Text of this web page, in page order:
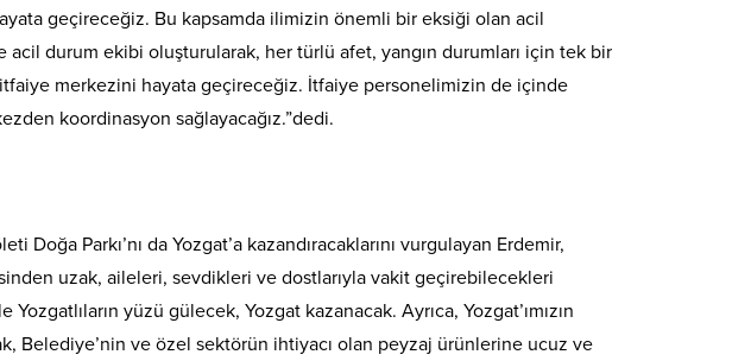
geçireceğiz. Bu kapsamda ilimizin önemli bir eksiği olan acil
durum ekibi oluşturularak, her türlü afet, yangın durumları için tek bir
merkezini hayata geçireceğiz. İtfaiye personelimizin de içinde
koordinasyon sağlayacağız.”dedi.
Parkı’nı da Yozgat’a kazandıracaklarını vurgulayan Erdemir,
uzak, aileleri, sevdikleri ve dostlarıyla vakit geçirebilecekleri
yüzü gülecek, Yozgat kazanacak. Ayrıca, Yozgat’ımızın
Belediye’nin ve özel sektörün ihtiyacı olan peyzaj ürünlerine ucuz ve